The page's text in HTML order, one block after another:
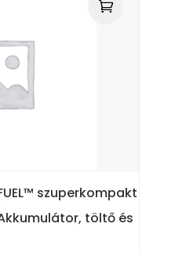
szuperkompakt
töltő és